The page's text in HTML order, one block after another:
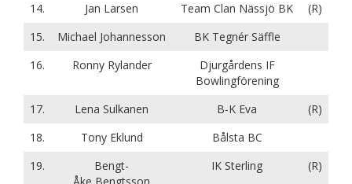
14.
Jan Larsen Team Clan Nässjö BK
(R)
15.
Michael Johannesson
BK Tegnér Säffle
16.
Ronny Rylander
Djurgårdens IF
Bowlingförening
17.
Lena Sulkanen B-K Eva
(R)
18.
Tony Eklund
Bålsta BC
19.
Bengt-
IK Sterling (R)